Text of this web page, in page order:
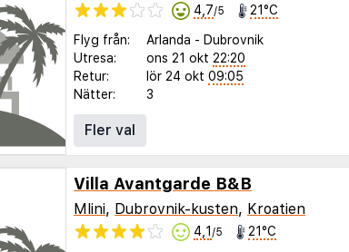
4,7/5 21°C
Flyg från: Arlanda - Dubrovnik
Utresa:
ons 21 okt 22:20
Retur:
lör 24 okt 09:05
Nätter:
3
Fler val
Villa Avantgarde B&B
Mlini, Dubrovnik-kusten, Kroatien
4,1 /5 21°C